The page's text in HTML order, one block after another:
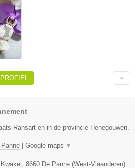
Ransart en in de provincie Henegouwen.
Panne Google maps ▼
, 8660 De Panne (West-Vlaanderen)